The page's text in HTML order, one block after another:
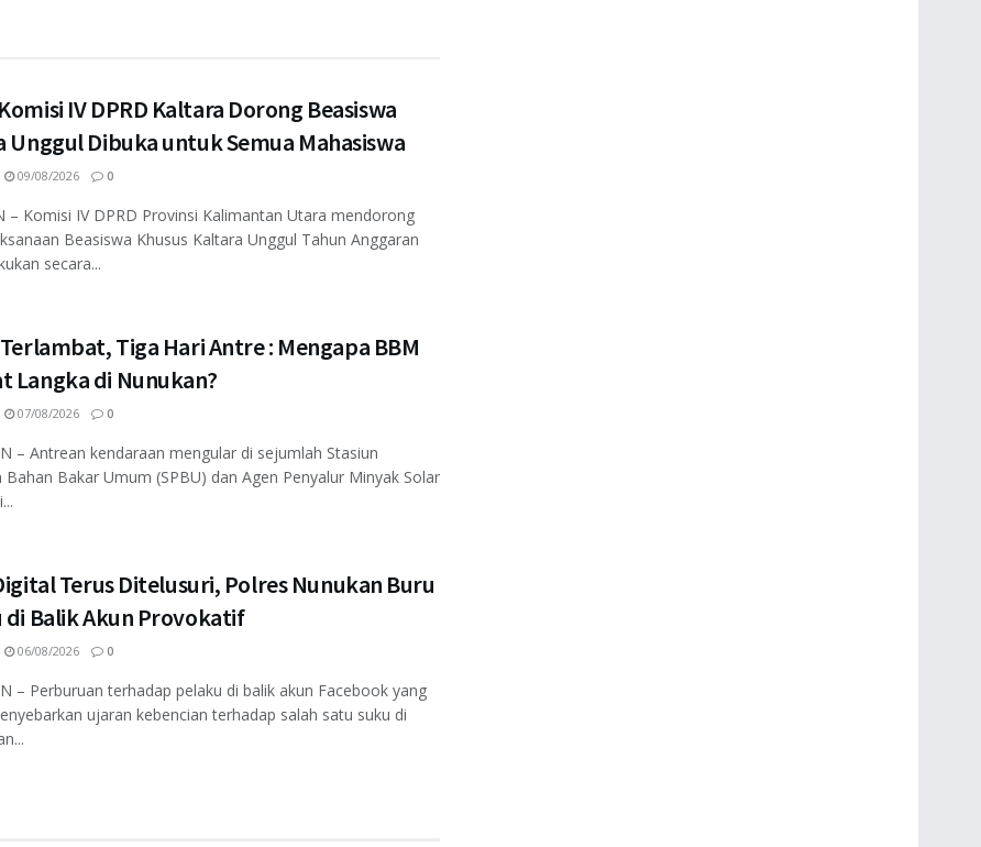
IV DPRD Kaltara Dorong Beasiswa
Unggul Dibuka untuk Semua Mahasiswa
09/08/2026 0
– Komisi IV DPRD Provinsi Kalimantan Utara mendorong
Beasiswa Khusus Kaltara Unggul Tahun Anggaran
secara...
Tiga Hari Antre : Mengapa BBM
Langka di Nunukan?
07/08/2026 0
– Antrean kendaraan mengular di sejumlah Stasiun
Bahan Bakar Umum (SPBU) dan Agen Penyalur Minyak Solar
Terus Ditelusuri, Polres Nunukan Buru
di Balik Akun Provokatif
06/08/2026 0
– Perburuan terhadap pelaku di balik akun Facebook yang
ujaran kebencian terhadap salah satu suku di